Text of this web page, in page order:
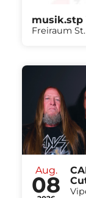
musik.stp
Freiraum
Aug.
08